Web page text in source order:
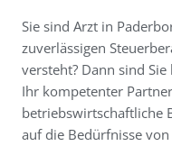
Sie sind Arzt in
zuverlässigen
versteht? Dann sind
Ihr kompetenter
betriebswirtschaftliche
auf die Bedürfnisse von
Steuerberatung für
Steuerservice